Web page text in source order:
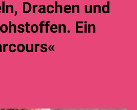
Drachen und
Ein